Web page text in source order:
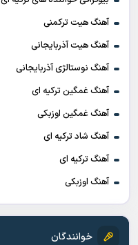
آهنگ هیت ترکمنی
آهنگ هیت آذربایجانی
آهنگ نوستالژی آذربایجانی
آهنگ غمگین ترکیه ای
آهنگ غمگین اوزبکی
آهنگ شاد ترکیه ای
آهنگ ترکیه ای
آهنگ اوزبکی
خوانندگان